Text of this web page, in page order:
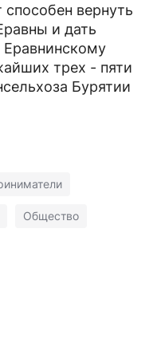
вернуть
и дать
трех - пяти
Бурятии
Общество